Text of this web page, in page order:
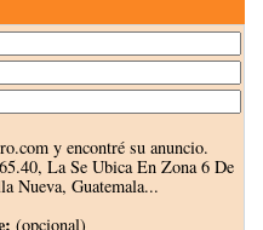
y encontré su anuncio.
, La Se Ubica En Zona 6 De
Nueva, Guatemala...
(opcional)